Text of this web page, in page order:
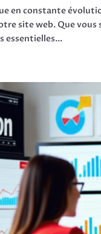
en constante
site web. Que
essentielles...